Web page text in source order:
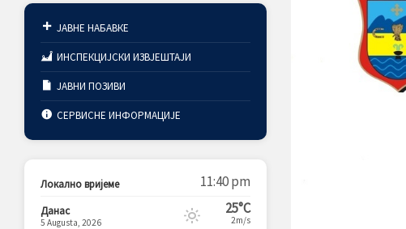
ЈАВНЕ НАБАВКЕ
ИНСПЕКЦИЈСКИ ИЗВЈЕШТАЈИ
ЈАВНИ ПОЗИВИ
СЕРВИСНЕ ИНФОРМАЦИЈЕ
Локално вријеме 11:40 pm
Данас
5 Augusta, 2026
25°C
2m/s